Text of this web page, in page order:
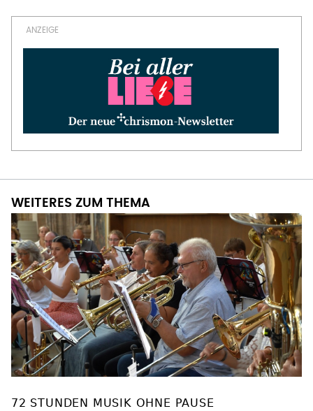
WEITERES ZUM THEMA
72 STUNDEN MUSIK OHNE PAUSE